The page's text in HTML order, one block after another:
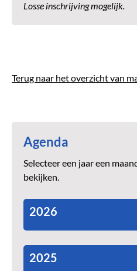
Losse inschrijving mogelijk.
Terug naar het overzicht van
Agenda
Selecteer een jaar een
bekijken.
2026
2025